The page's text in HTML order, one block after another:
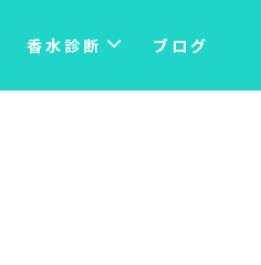
香水診断 ブログ